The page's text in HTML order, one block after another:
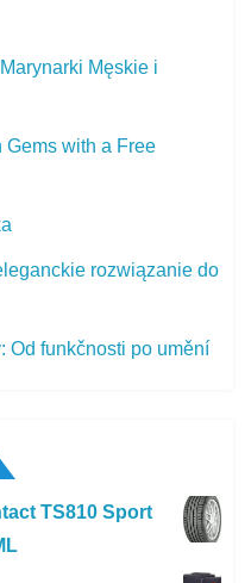
Męskie i
Gems with a Free
rozwiązanie do
Od funkčnosti po umění
TS810 Sport